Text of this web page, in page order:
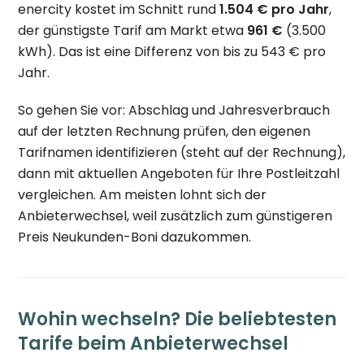
enercity kostet im Schnitt rund1.504 € pro Jahr,
der günstigste Tarif am Markt etwa 961 € (3.500
kWh). Das ist eine Differenz von bis zu 543 € pro
Jahr.
So gehen Sie vor: Abschlag und Jahresverbrauch
auf der letzten Rechnung prüfen, den eigenen
Tarifnamen identifizieren (steht auf der Rechnung),
dann mit aktuellen Angeboten für Ihre Postleitzahl
vergleichen. Am meisten lohnt sich der
Anbieterwechsel, weil zusätzlich zum günstigeren
Preis Neukunden-Boni dazukommen.
Wohin wechseln? Die beliebtesten
Tarife beim Anbieterwechsel